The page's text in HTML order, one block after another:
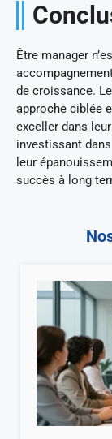
Être manager
de croissance.
approche ciblée
exceller dans
investissant
leur
succès à long